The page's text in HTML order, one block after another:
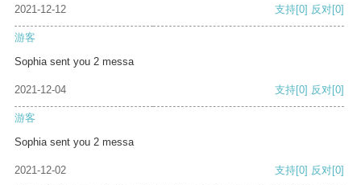
2021-12-12 支持[0] 反对[0]
游客
Sophia sent you 2 messa
2021-12-04 支持[0] 反对[0]
游客
Sophia sent you 2 messa
2021-12-02 支持[0] 反对[0]